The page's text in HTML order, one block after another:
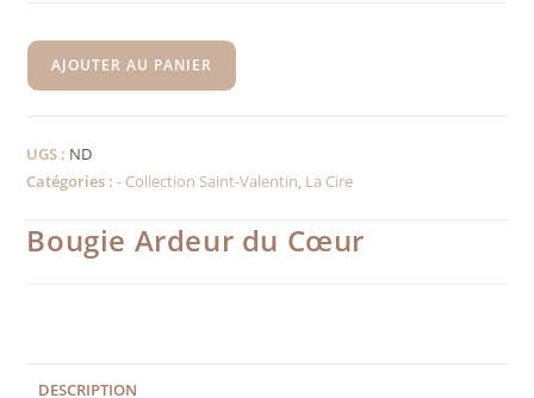
AJOUTER AU PANIER
UGS : ND
Catégories :- Collection Saint-Valentin, La Cire
Bougie Ardeur du Cœur
DESCRIPTION